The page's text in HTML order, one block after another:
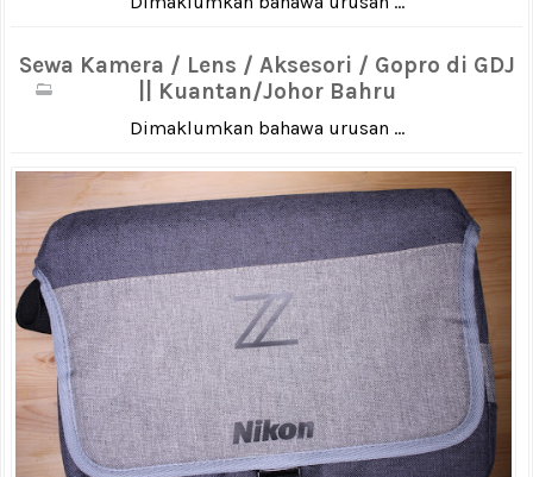
Sewa Kamera / Lens / Aksesori / Gopro di GDJ
|| Kuantan/Johor Bahru
Dimaklumkan bahawa urusan ...